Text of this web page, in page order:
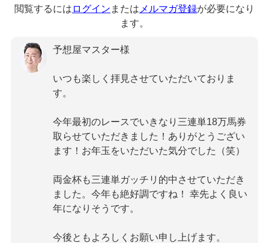
閲覧するには ログイン または メルマガ登録が必要になり
ます。
予想屋マスター様
いつも楽しく拝見させていただいておりま
す。
今年最初のレースでいきなり三連単18万馬券
取らせていただきました！ありがとうござい
ます！お年玉をいただいた気分でした（笑）
両金杯も三連単ガッチリ的中させていただき
ました。今年も絶好調ですね！ 幸先よく良い
年になりそうです。
今後ともよろしくお願い申し上げます。